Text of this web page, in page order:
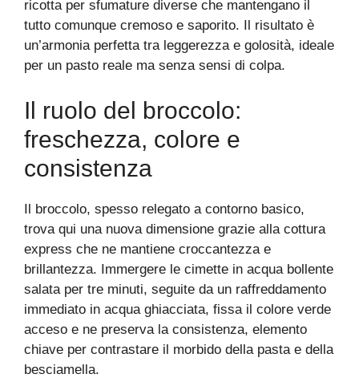
ricotta per sfumature diverse che mantengano il
tutto comunque cremoso e saporito. Il risultato è
un’armonia perfetta tra leggerezza e golosità, ideale
per un pasto reale ma senza sensi di colpa.
Il ruolo del broccolo:
freschezza, colore e
consistenza
Il broccolo, spesso relegato a contorno basico,
trova qui una nuova dimensione grazie alla cottura
express che ne mantiene croccantezza e
brillantezza. Immergere le cimette in acqua bollente
salata per tre minuti, seguite da un raffreddamento
immediato in acqua ghiacciata, fissa il colore verde
acceso e ne preserva la consistenza, elemento
chiave per contrastare il morbido della pasta e della
besciamella.